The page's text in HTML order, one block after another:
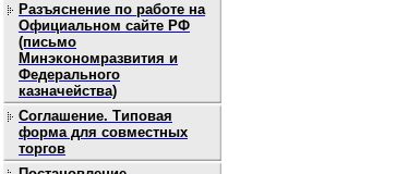
Разъяснение по работе на
Официальном сайте РФ
(письмо
Минэкономразвития и
Федерального
казначейства)
Соглашение. Типовая
форма для совместных
торгов